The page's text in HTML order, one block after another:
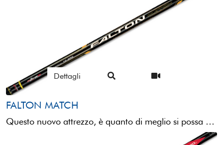
Dettagli
FALTON MATCH
Questo nuovo attrezzo, è quanto di meglio si possa chiedere in termini di rapporto qualità prezzo.La Falton ...